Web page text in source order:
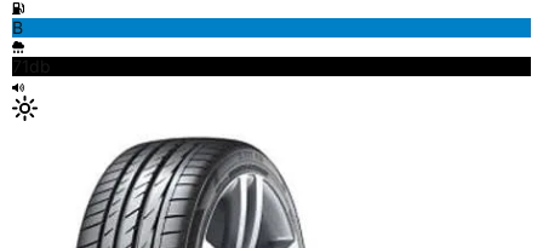
B
71db